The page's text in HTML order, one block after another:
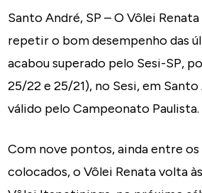
Santo André, SP – O Vôlei
repetir o bom desempenho das
acabou superado pelo Sesi-SP,
25/22 e 25/21), no Sesi, em
válido pelo Campeonato Paulista.
Com nove pontos, ainda entre
colocados, o Vôlei Renata volta